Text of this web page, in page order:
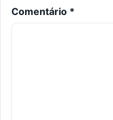
Comentário *